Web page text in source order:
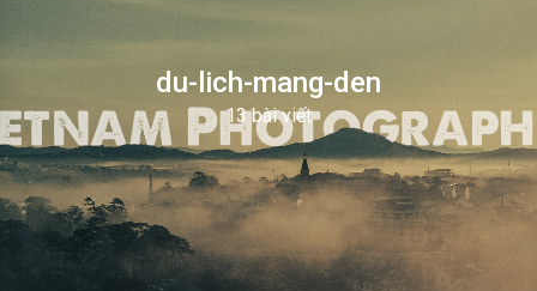
du-lich-mang-den
13 bài viết